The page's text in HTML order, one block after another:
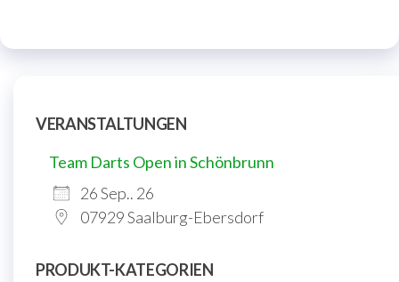
VERANSTALTUNGEN
Team Darts Open in Schönbrunn
26 Sep.. 26
07929 Saalburg-Ebersdorf
PRODUKT-KATEGORIEN